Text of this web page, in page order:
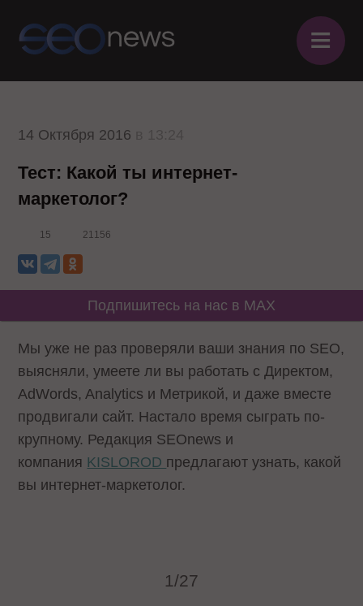
≡
14 Октября 2016
Тест: Какой ты интернет-
маркетолог?
15 21156
Подпишитесь на нас в MAX
Мы уже не раз проверяли ваши знания по SEO,
выясняли, умеете ли вы работать с Директом,
AdWords, Analytics и Метрикой, и даже вместе
продвигали сайт. Настало время сыграть по-
крупному. Редакция SEOnews и
компания KISLOROD предлагают узнать, какой
вы интернет-маркетолог.
1/27